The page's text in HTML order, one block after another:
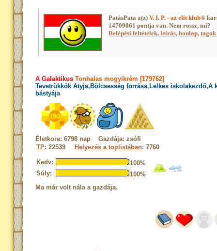
PatásPata a(z)V. I. P. - az elit klub®
14709061 pontja van. Nem rossz, mi?
Belépési feltételek, leírás, honlap,
A Galaktikus Tonhalas mogyikrém [179762]
Tevetrükkök Atyja,Bölcsesség forrása,Lelkes iskolakezdő,A
bástyája
Életkora: 6798 nap Gazdája: zsófi
TP: 22539 Helyezés a toplistában: 7760
Kedv:
100%
Súly:
100%
Ma már volt nála a gazdája.